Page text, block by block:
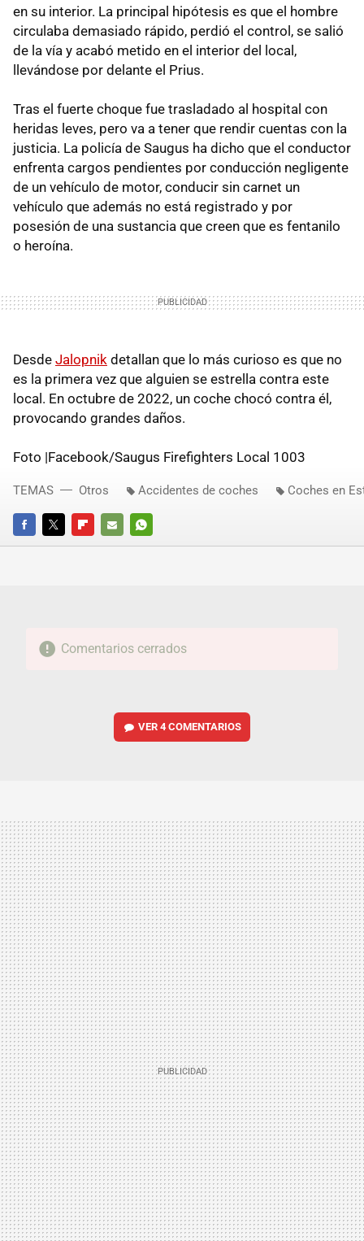
en su interior. La principal hipótesis es que el hombre
circulaba demasiado rápido, perdió el control, se salió
de la vía y acabó metido en el interior del local,
llevándose por delante el Prius.
Tras el fuerte choque fue trasladado al hospital con
heridas leves, pero va a tener que rendir cuentas con la
justicia. La policía de Saugus ha dicho que el conductor
enfrenta cargos pendientes por conducción negligente
de un vehículo de motor, conducir sin carnet un
vehículo que además no está registrado y por
posesión de una sustancia que creen que es fentanilo
o heroína.
Desde Jalopnik detallan que lo más curioso es que no
es la primera vez que alguien se estrella contra este
local. En octubre de 2022, un coche chocó contra él,
provocando grandes daños.
Foto |Facebook/Saugus Firefighters Local 1003
FACEBOOKTWITTERFLIPBOARD
E-
WHATSAPP
TEMAS Otros Accidentes de coches Coches en
Comentarios cerrados
VER4 COMENTARIOS